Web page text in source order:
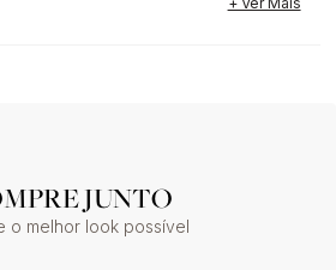
JUNTO
o melhor look possível